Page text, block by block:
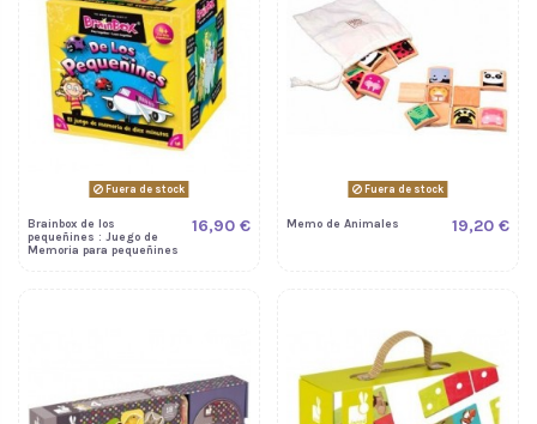
Fuera de stock
Brainbox de los
pequeñines : Juego de
Memoria para pequeñines
16,90 €
Fuera de stock
Memo de Animales 19,20 €